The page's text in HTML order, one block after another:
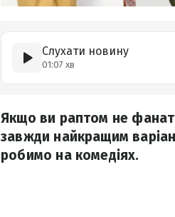
Слухати новину
01:07 хв
Якщо ви раптом не фанат
завжди найкращим
робимо на комедіях.